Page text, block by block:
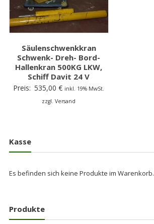
Säulenschwenkkran
Schwenk- Dreh- Bord-
Hallenkran 500KG LKW,
Schiff Davit 24 V
Preis: 535,00€ inkl. 19% MwSt.
zzgl. Versand
Kasse
Es befinden sich keine Produkte im Warenkorb.
Produkte